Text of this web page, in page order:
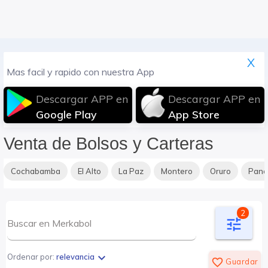
Mas facil y rapido con nuestra App
Descargar APP en
Google Play
Descargar APP en
App Store
X
Venta de Bolsos y Carteras
Cochabamba El Alto La Paz Montero Oruro
tune
2
Ordenar por: relevancia expand_more favorite_border Guardar